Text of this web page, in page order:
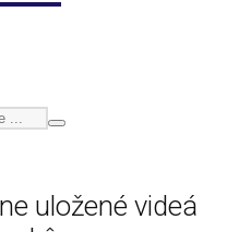
uložené videá